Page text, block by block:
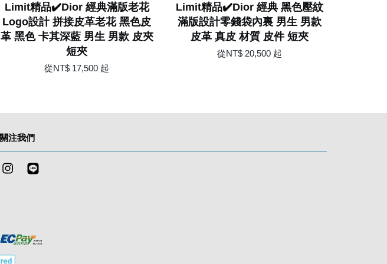
Limit精品✔️Dior 經典滿版老花
Logo設計 拼接皮革老花 黑色皮
革 黑色 卡其深藍 男生 男款 皮夾
短夾
從NT$ 17,500 起
Limit精品✔️Dior 經典 黑色壓紋
滿版設計零錢袋內裏 男生 男款
皮革 真皮 材質 皮件 短夾
從NT$ 20,500 起
關注我們
Instagram